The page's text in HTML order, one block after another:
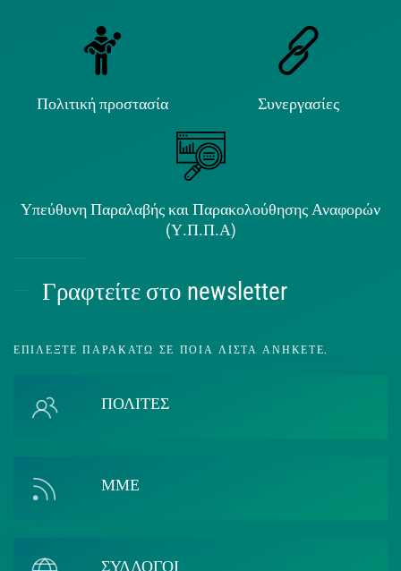
Πολιτική προστασία Συνεργασίες
Υπεύθυνη Παραλαβής και Παρακολούθησης Αναφορών
(Υ.Π.Π.Α)
Γραφτείτε στο newsletter
ΕΠΙΛΈΞΤΕ ΠΑΡΑΚΆΤΩ ΣΕ ΠΟΙΑ ΛΊΣΤΑ ΑΝΉΚΕΤΕ.
ΠΟΛΙΤΕΣ
ΜΜΕ
ΣΥΛΛΟΓΟΙ